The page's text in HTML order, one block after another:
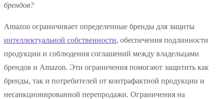
брендов?
Amazon ограничивает определенные бренды для защиты
интеллектуальной собственности, обеспечения подлинности
продукции и соблюдения соглашений между владельцами
брендов и Amazon. Эти ограничения помогают защитить как
бренды, так и потребителей от контрафактной продукции и
несанкционированной перепродажи. Ограничения на